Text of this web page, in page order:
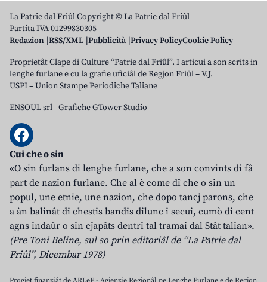
La Patrie dal Friûl Copyright © La Patrie dal Friûl
Partita IVA 01299830305
Redazion RSS/XML Pubblicità Privacy PolicyCookie Policy
Proprietât Clape di Culture “Patrie dal Friûl”. I articui a son scrits in
lenghe furlane e cu la grafie uficiâl de Regjon Friûl – V.J.
USPI – Union Stampe Periodiche Taliane
ENSOUL srl-Grafiche GTower Studio
Cui che o sin
«O sin furlans di lenghe furlane, che a son convints di fâ
part de nazion furlane. Che al è come dî che o sin un
popul, une etnie, une nazion, che dopo tancj parons, che
a àn balinât di chestis bandis dilunc i secui, cumò di cent
agns indaûr o sin cjapâts dentri tal tramai dal Stât talian».
(Pre Toni Beline, sul so prin editoriâl de “La Patrie dal
Friûl”, Dicembar 1978)